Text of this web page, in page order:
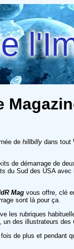
de hillbilly dans tout
de démarrage de
du Sud des USA avec
Mag vous offre, clé
sont là pour ça.
les rubriques
, un des illustrateurs des
de plus et pendant